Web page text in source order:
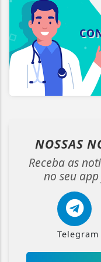
NOSSAS
Receba as
no seu
Telegram